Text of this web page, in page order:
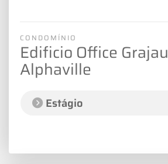
CONDOMÍNIO
Edificio Office Grajau
Alphaville
Estágio